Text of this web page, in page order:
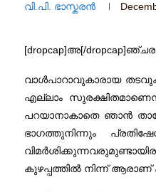
വി.പി. ഭാസ്കരന്‍
[dropcap]അ[/
വാള്‍പാറാവുകാരായ
എല്ലാം
പറയാനാകാതെ ഞാന്‍
ഭാഗത്തുനിന്നും
കുഴപ്പത്തില്‍ നിന്ന്‌ ആരാണ്‌